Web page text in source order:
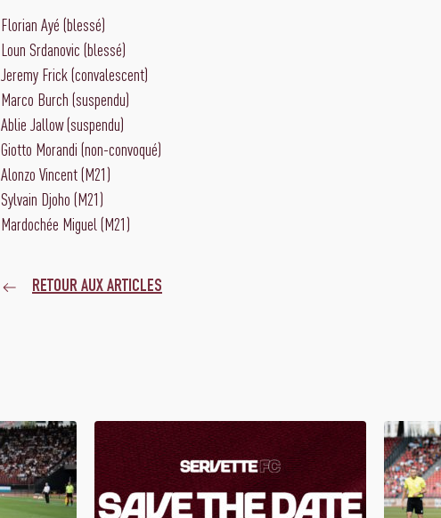
Florian Ayé (blessé)
Loun Srdanovic (blessé)
Jeremy Frick (convalescent)
Marco Burch (suspendu)
Ablie Jallow (suspendu)
Giotto Morandi (non-convoqué)
Alonzo Vincent (M21)
Sylvain Djoho (M21)
Mardochée Miguel (M21)
RETOUR AUX ARTICLES